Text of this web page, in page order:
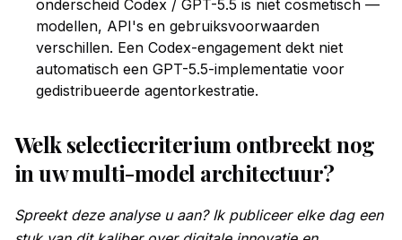
onderscheid Codex / GPT-5.5 is niet cosmetisch —
modellen, API's en gebruiksvoorwaarden
verschillen. Een Codex-engagement dekt niet
automatisch een GPT-5.5-implementatie voor
gedistribueerde agentorkestratie.
Welk selectiecriterium ontbreekt nog
in uw multi-model architectuur?
Spreekt deze analyse u aan? Ik publiceer elke dag een